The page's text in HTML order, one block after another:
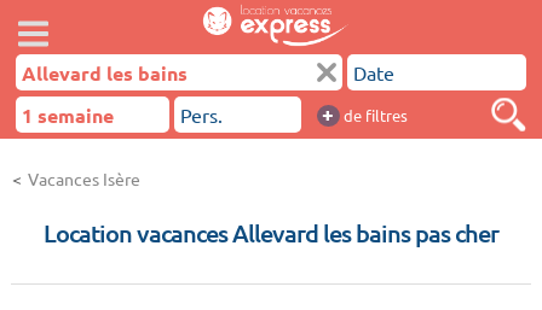
+ de filtres
Vacances Isère
Location vacances Allevard les bains pas cher